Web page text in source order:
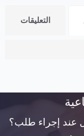
التعليقات
إجراء طلب؟